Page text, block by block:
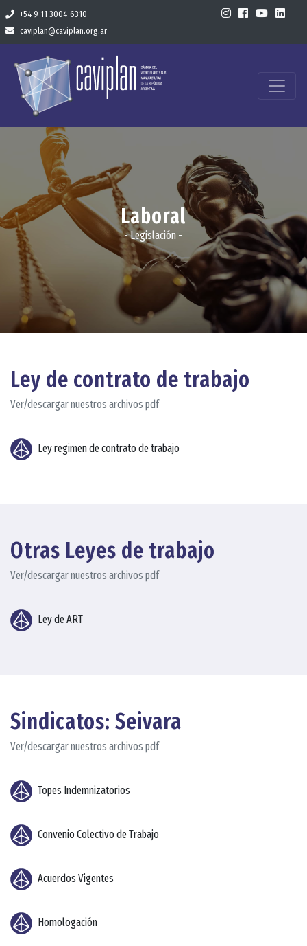
+54 9 11 3004-6310
caviplan@caviplan.org.ar
Laboral
- Legislación -
Ley de contrato de trabajo
Ver/descargar nuestros archivos pdf
Ley regimen de contrato de trabajo
Otras Leyes de trabajo
Ver/descargar nuestros archivos pdf
Ley de ART
Sindicatos: Seivara
Ver/descargar nuestros archivos pdf
Topes Indemnizatorios
Convenio Colectivo de Trabajo
Acuerdos Vigentes
Homologación